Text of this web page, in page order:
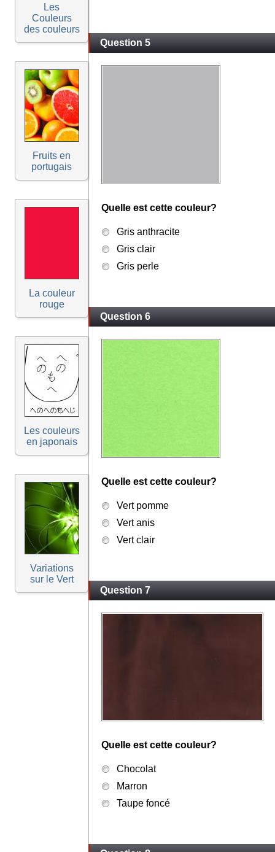
Les
Couleurs
des couleurs
Fruits en
portugais
La couleur
rouge
Les couleurs
en japonais
Variations
sur le Vert
Question 5
Quelle est cette couleur?
Gris anthracite
Gris clair
Gris perle
Question 6
Quelle est cette couleur?
Vert pomme
Vert anis
Vert clair
Question 7
Quelle est cette couleur?
Chocolat
Marron
Taupe foncé